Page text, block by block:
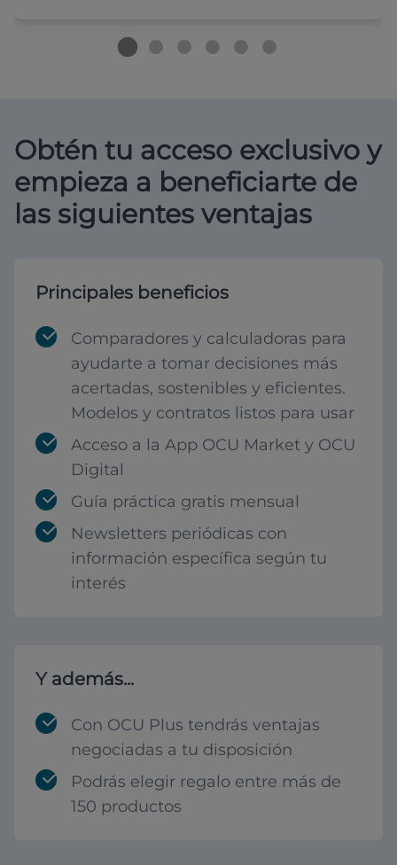
Obtén tu acceso exclusivo y
empieza a beneficiarte de
las siguientes ventajas
Principales beneficios
Comparadores y calculadoras para
ayudarte a tomar decisiones más
acertadas, sostenibles y eficientes.
Modelos y contratos listos para usar
Acceso a la App OCU Market y OCU
Digital
Guía práctica gratis mensual
Newsletters periódicas con
información específica según tu
interés
Y además...
Con OCU Plus tendrás ventajas
negociadas a tu disposición
Podrás elegir regalo entre más de
150 productos